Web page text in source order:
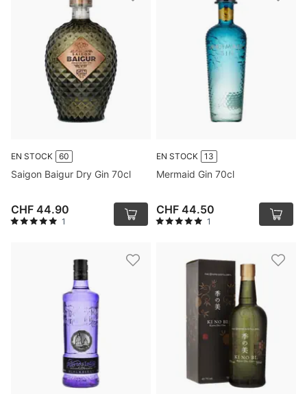
EN STOCK 60
Saigon Baigur Dry Gin 70cl
CHF 44.90
1
EN STOCK 13
Mermaid Gin 70cl
CHF 44.50
1